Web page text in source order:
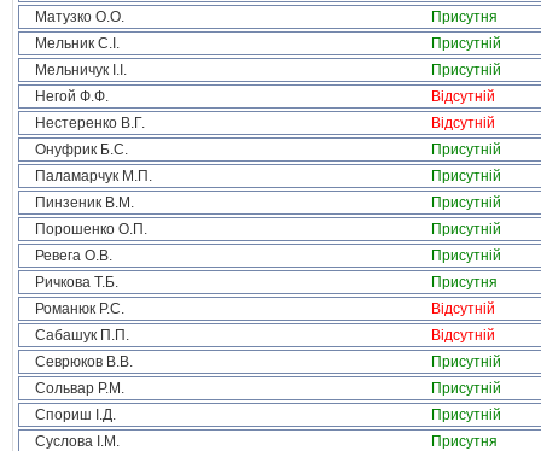
Матузко О.О.
Присутня
Мельник С.І.
Присутній
Мельничук І.І.
Присутній
Негой Ф.Ф.
Відсутній
Нестеренко В.Г.
Відсутній
Онуфрик Б.С.
Присутній
Паламарчук М.П.
Присутній
Пинзеник В.М.
Присутній
Порошенко О.П.
Присутній
Ревега О.В.
Присутній
Ричкова Т.Б.
Присутня
Романюк Р.С.
Відсутній
Сабашук П.П.
Відсутній
Севрюков В.В.
Присутній
Сольвар Р.М.
Присутній
Спориш І.Д.
Присутній
Суслова І.М.
Присутня